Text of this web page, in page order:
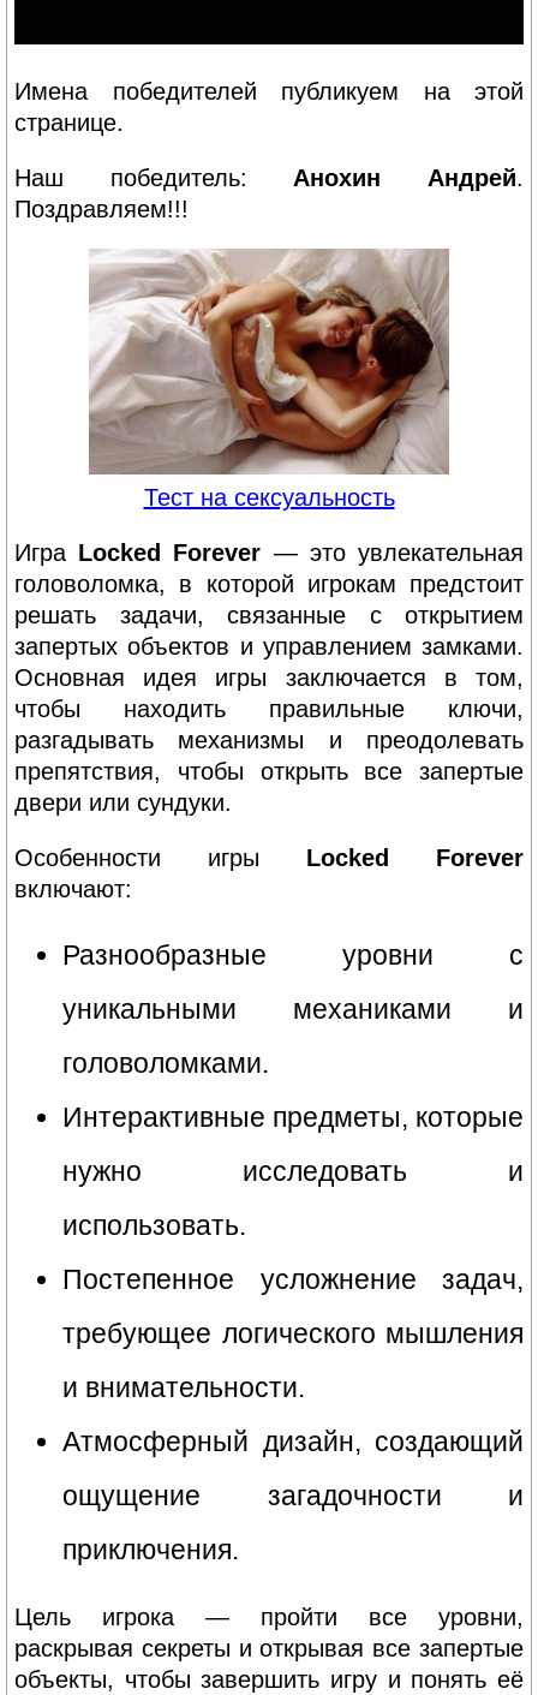
Имена победителей публикуем на этой
странице.
Наш победитель: Анохин Андрей.
Поздравляем!!!
Тест на сексуальность
Игра Locked Forever — это увлекательная
головоломка, в которой игрокам предстоит
решать задачи, связанные с открытием
запертых объектов и управлением замками.
Основная идея игры заключается в том,
чтобы находить правильные ключи,
разгадывать механизмы и преодолевать
препятствия, чтобы открыть все запертые
двери или сундуки.
Особенности игры Locked Forever
включают:
Разнообразные уровни с
уникальными механиками и
головоломками.
Интерактивные предметы, которые
нужно исследовать и
использовать.
Постепенное усложнение задач,
требующее логического мышления
и внимательности.
Атмосферный дизайн, создающий
ощущение загадочности и
приключения.
Цель игрока — пройти все уровни,
раскрывая секреты и открывая все запертые
объекты, чтобы завершить игру и понять её